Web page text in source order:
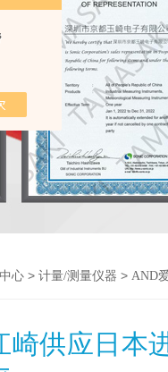
心> 计量/测量仪器 > AND
崎供应日本